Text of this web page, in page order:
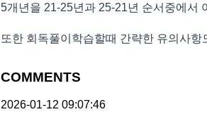
5개년을 21-25년과 25-21년 순서중에서
또한 회독풀이학습할때 간략한 유의사항
COMMENTS
2026-01-12 09:07:46